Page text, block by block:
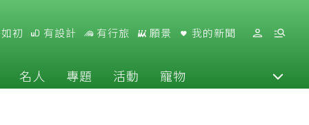
初 有設計 有行旅 願景 我的新聞
名人 專題 活動 寵物